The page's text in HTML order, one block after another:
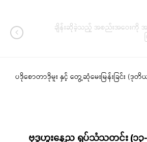
ချိန်းဆိုခဲ့သည့် အစည်းအဝေးကို
ပဒိုစောတာဒိုမူး နှင့် တွေ့ဆုံမေးမြန်းခြင်း (ဒုတိ
ဗုဒ္ဓဟူးနေ့ည ရုပ်သံသတင်း (၁၃